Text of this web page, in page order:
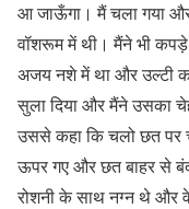
आ जाऊँगा। मैं चला गया
वॉशरूम में थी। मैंने भी
अजय नशे में था और उल्टी
सुला दिया और मैंने उसका
उससे कहा कि चलो छत पर
ऊपर गए और छत बाहर से
रोशनी के साथ नग्न थे और